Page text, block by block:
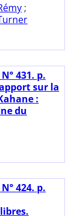
;
431. p.
sur la
:
du
424. p.